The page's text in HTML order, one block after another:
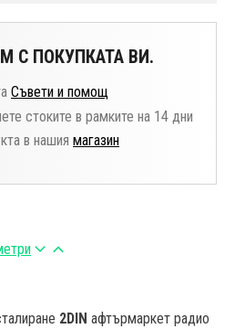
С ПОКУПКАТА ВИ.
Съвети и помощ
стоките в рамките на 14 дни
в нашия магазин
2DIN афтърмаркет радио